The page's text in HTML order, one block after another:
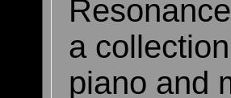
a
piano and